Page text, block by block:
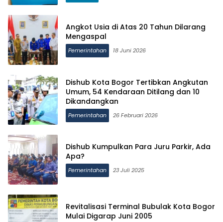
Angkot Usia di Atas 20 Tahun Dilarang
Mengaspal
Pemerintahan 18 Juni 2026
Dishub Kota Bogor Tertibkan Angkutan
Umum, 54 Kendaraan Ditilang dan 10
Dikandangkan
Pemerintahan 26 Februari 2026
Dishub Kumpulkan Para Juru Parkir, Ada
Apa?
Pemerintahan 23 Juli 2025
Revitalisasi Terminal Bubulak Kota Bogor
Mulai Digarap Juni 2005